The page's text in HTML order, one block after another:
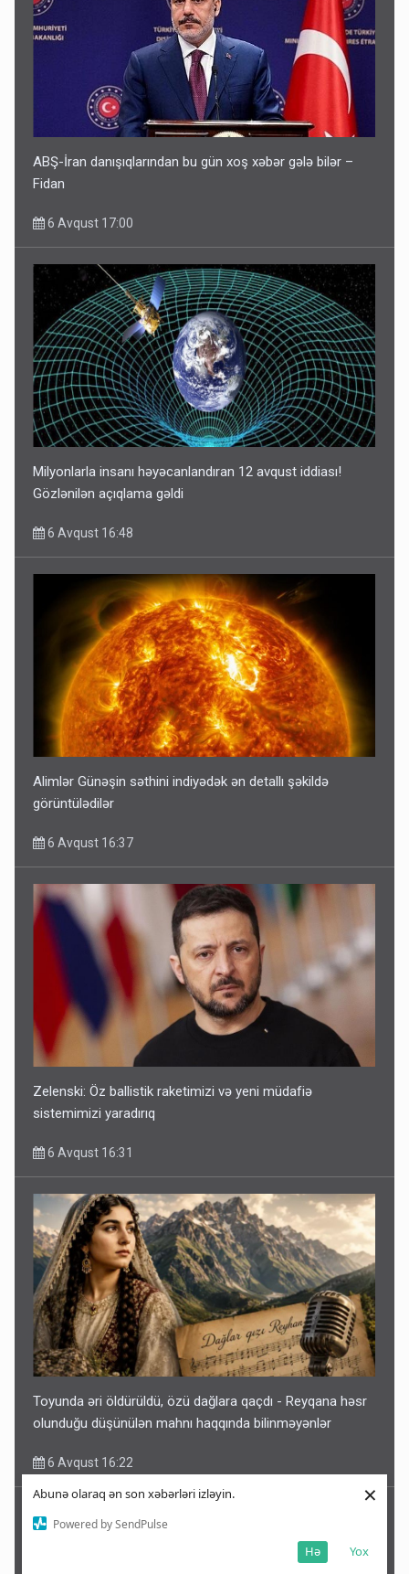
Abunə olaraq ən son xəbərləri izləyin.
Powered by SendPulse
Yox
Hə
×
ABŞ-İran danışıqlarından bu gün xoş xəbər gələ bilər –
Fidan
6 Avqust 17:00
Milyonlarla insanı həyəcanlandıran 12 avqust iddiası!
Gözlənilən açıqlama gəldi
6 Avqust 16:48
Alimlər Günəşin səthini indiyədək ən detallı şəkildə
görüntülədilər
6 Avqust 16:37
Zelenski: Öz ballistik raketimizi və yeni müdafiə
sistemimizi yaradırıq
6 Avqust 16:31
Toyunda əri öldürüldü, özü dağlara qaçdı - Reyqana həsr
olunduğu düşünülən mahnı haqqında bilinməyənlər
6 Avqust 16:22